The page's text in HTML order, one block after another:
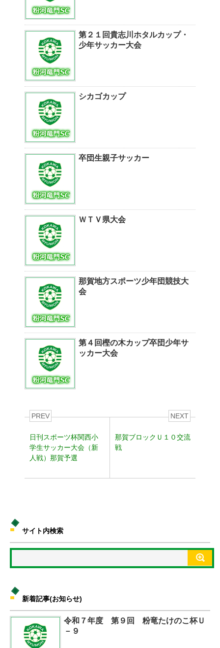
第２１回貴志川ホタルカップ・
少年サッカー大会
シカゴカップ
卒団生親子サッカー
ＷＴＶ県大会
那賀地方スポーツ少年団競技大
会
第４回樫の木カップ卒団少年サ
ッカー大会
PREV
日刊スポーツ杯関西小
学生サッカー大会（新
人戦）那賀予選
NEXT
那賀ブロックＵ１０交流
戦
サイト内検索
新着記事(お知らせ)
令和７年度 第９回 粉竜たけのこ杯Ｕ
－９